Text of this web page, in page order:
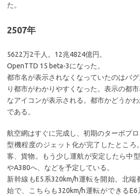
た。
2507年
5622万2千人。12兆4824億円。
OpenTTD 15 beta-3になった。
都市名が表示されなくなっていたのはバ
り都市がわかりやすくなった。表示の都
なアイコンが表示される。都市かどうか
である。
航空網はすぐに完成し、初期のターボプ
型機程度のジェット化が完了したところ
客、貨物。もう少し運航が安定したら中
やA380へ、などを予定している。
新幹線もE5系320km/h運転を開始。北端
始で、こちらも320km/h運転ができる